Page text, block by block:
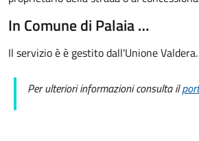
In Comune di Palaia …
Il servizio è è gestito dall'Unione Valdera.
Per ulteriori informazioni consulta il